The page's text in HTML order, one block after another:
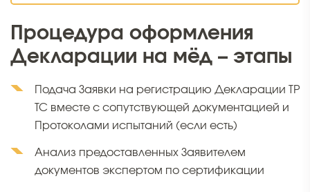
Процедура оформления
Декларации на мёд – этапы
Подача Заявки на регистрацию Декларации ТР
ТС вместе с сопутствующей документацией и
Протоколами испытаний (если есть)
Анализ предоставленных Заявителем
документов экспертом по сертификации